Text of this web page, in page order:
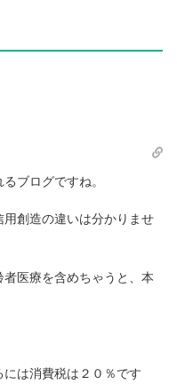
ブログですね。
創造の違いは分かりませ
医療を含めちゃうと、本
は消費税は２０％です